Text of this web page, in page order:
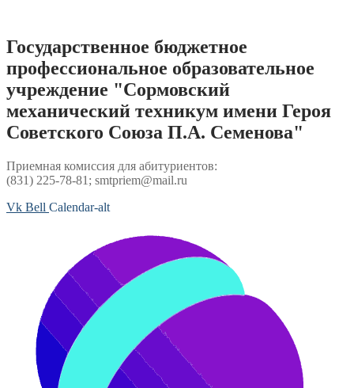
содержимому
Государственное бюджетное
профессиональное образовательное
учреждение "Сормовский
механический техникум имени Героя
Советского Союза П.А. Семенова"
Приемная комиссия для абитуриентов:
(831) 225-78-81; smtpriem@mail.ru
Vk Bell Calendar-alt